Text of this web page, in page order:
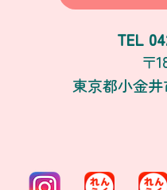
TEL
〒
東京都小金井